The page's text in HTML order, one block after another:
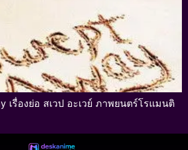
เรื่องย่อ สเวป อะเวย์ ภาพยนตร์โรแมนติ